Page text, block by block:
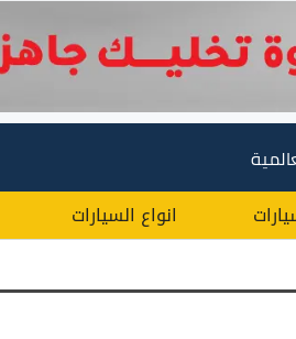
انواع السيارات